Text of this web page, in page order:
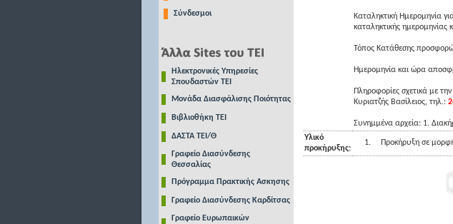
Σύνδεσμοι
Ηλεκτρονικές Υπηρεσίες
Σπουδαστών ΤΕΙ
Μονάδα Διασφάλισης Ποιότητας
Βιβλιοθήκη ΤΕΙ
ΔΑΣΤΑ ΤΕΙ/Θ
Γραφείο Διασύνδεσης
Θεσσαλίας
Πρόγραμμα Πρακτικής Ασκησης
Γραφείο Διασύνδεσης Καρδίτσας
Γραφείο Ευρωπαικών
Καταληκτική Ημερομηνία
καταληκτικής
Τόπος Κατάθεσης
Ημερομηνία και ώρα
Πληροφορίες σχετικά με
Κυριατζής Βασίλειος, τηλ.:
Συνημμένα αρχεία: 1.
Υλικό
προκήρυξης:
1. Προκήρυξη σε